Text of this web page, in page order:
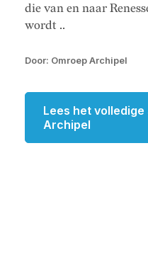
die van en naar
wordt ..
Door: Omroep Archipel
Lees het
Archipel